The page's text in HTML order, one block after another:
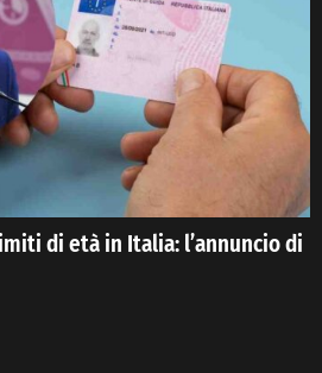
di età in Italia: l’annuncio di